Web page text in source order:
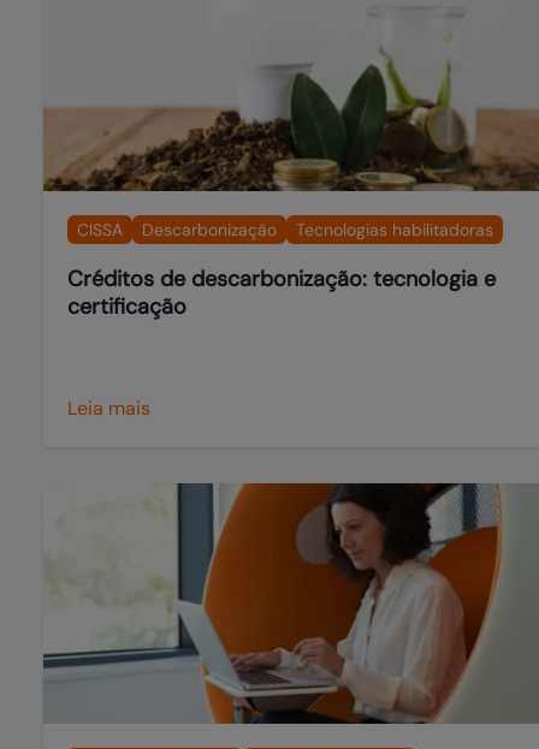
CISSA Descarbonização Tecnologias habilitadoras
Créditos de descarbonização: tecnologia e
certificação
Leia mais